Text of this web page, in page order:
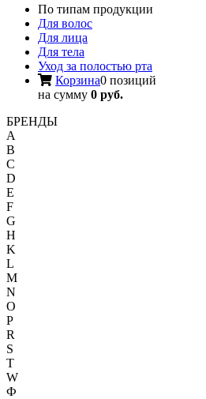
По типам продукции
Для волос
Для лица
Для тела
Уход за полостью рта
Корзина0 позиций
на сумму 0 руб.
БРЕНДЫ
A
B
C
D
E
F
G
H
K
L
M
N
O
P
R
S
T
W
Ф